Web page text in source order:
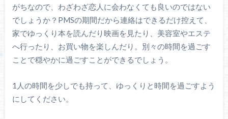
がちなので、わざわざ恋人に会わなくても良いのではない
でしょうか？PMSの期間だから連絡はできるだけ控えて、
家でゆっくり本を読んだり映画を見たり、美容室やエステ
へ行ったり、お買い物を楽しんだり。別々の時間を過ごす
ことで穏やかに過ごすことができるでしょう。
1人の時間を少しでも持って、ゆっくりと時間を過ごすよう
にしてください。